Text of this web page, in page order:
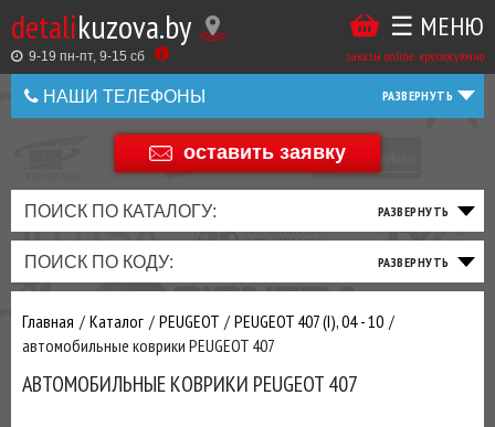
detalikuzova.by
9-19 пн-пт, 9-15 cб заказы online: круглосуточно
☰ МЕНЮ
НАШИ ТЕЛЕФОНЫ
+375 44 586 05 44
оставить заявку
ПОИСК ПО КАТАЛОГУ:
ПОИСК ПО КОДУ:
Главная Каталог PEUGEOT
PEUGEOT 407 (I), 04 - 10
автомобильные коврики PEUGEOT 407
АВТОМОБИЛЬНЫЕ КОВРИКИ PEUGEOT 407
Оставить
Оценить
товар
Купить
в
1
Беларусь
+375
+375
ТАКЖЕ
ВЫ
МОЖЕТЕ
У
ЗАКАЗАТЬ
ТО
ФИЛЬТРА
ТОРМОЗНАЯ
СИСТЕМА
ПОДВЕСКА
РУЛЕВОЕ
ТРАНСМИССИЯ
ПРИВОД
ДВИГАТЕЛЬ
ВЫХЛОП
ЭЛЕКТРИКА
ОСВЕЩЕНИЕ
ДОБАВИВ
МАСЛАИ ДРУГИЕ